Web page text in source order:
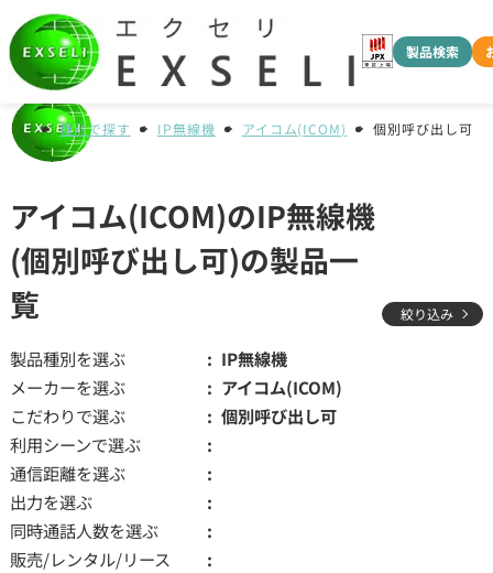
製品検索
種別で探す IP無線機 アイコム(ICOM) 個別呼び出し可
アイコム(ICOM)のIP無線機
(個別呼び出し可)の製品一
覧
絞り込み
製品種別を選ぶ
IP無線機
メーカーを選ぶ
アイコム(ICOM)
こだわりで選ぶ
個別呼び出し可
利用シーンで選ぶ
通信距離を選ぶ
出力を選ぶ
同時通話人数を選ぶ
販売/レンタル/リース